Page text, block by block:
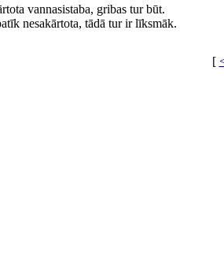
vannasistaba, gribas tur būt.
nesakārtota, tādā tur ir līksmāk.
[